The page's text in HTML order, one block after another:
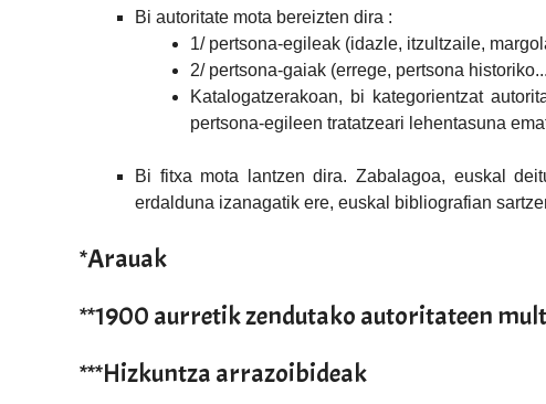
Bi autoritate mota bereizten dira​ :
1/ pertsona-egileak (idazle, itzultzaile,
2/ pertsona-gaiak (errege, pertsona
Katalogatzerakoan, bi kategorientzat
pertsona-egileen tratatzeari lehentasuna
Bi fitxa mota lantzen dira​. Zabalagoa, euskal
erdalduna izanagatik ere, euskal bibliografian
*Arauak
**1900 aurretik zendutako autoritateen
***Hizkuntza arrazoibideak